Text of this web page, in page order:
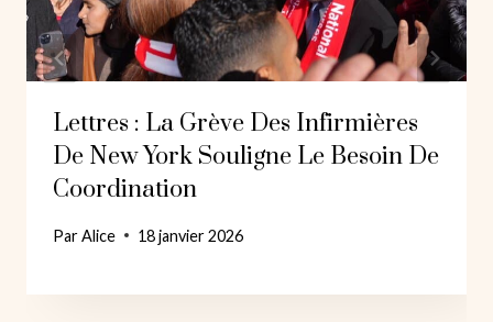
Lettres : La Grève Des Infirmières
De New York Souligne Le Besoin De
Coordination
ParAlice 18 janvier 2026